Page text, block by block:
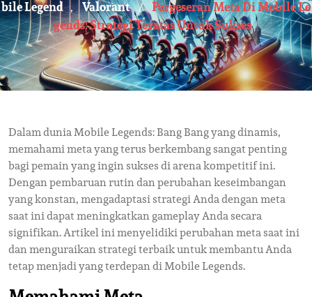
Bile Legend , Valorant / Pergeseran Meta Di Mobile Le
Gends: Strategi Teratas Untuk Sukses
Dalam dunia Mobile Legends: Bang Bang yang dinamis,
memahami meta yang terus berkembang sangat penting
bagi pemain yang ingin sukses di arena kompetitif ini.
Dengan pembaruan rutin dan perubahan keseimbangan
yang konstan, mengadaptasi strategi Anda dengan meta
saat ini dapat meningkatkan gameplay Anda secara
signifikan. Artikel ini menyelidiki perubahan meta saat ini
dan menguraikan strategi terbaik untuk membantu Anda
tetap menjadi yang terdepan di Mobile Legends.